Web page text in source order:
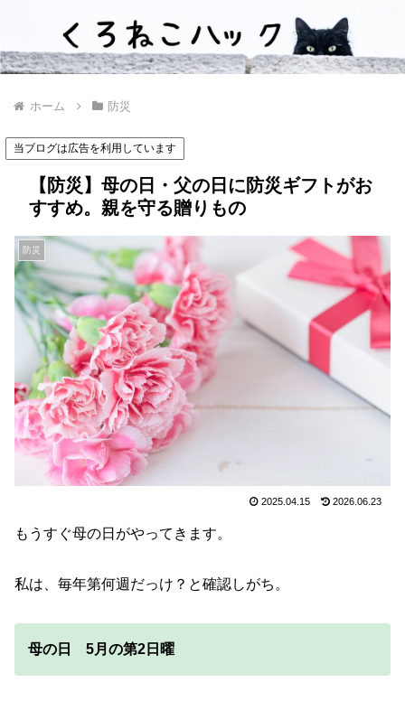
ホーム 防災
当ブログは広告を利用しています
【防災】母の日・父の日に防災ギフトがお
すすめ。親を守る贈りもの
防災
2025.04.15 2026.06.23
もうすぐ母の日がやってきます。
私は、毎年第何週だっけ？と確認しがち。
母の日 5月の第2日曜